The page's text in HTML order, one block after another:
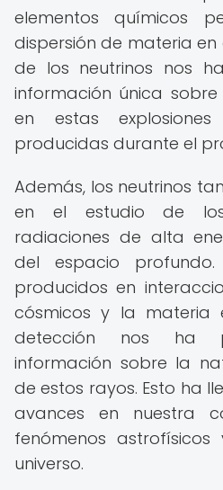
elementos químicos
dispersión de materia en
de los neutrinos nos
información única
en estas
producidas durante el
Además, los neutrinos
en el estudio de los
radiaciones de alta
del espacio
producidos en
cósmicos y la materia
detección nos ha
información sobre la
de estos rayos. Esto ha
avances en nuestra
fenómenos
universo.